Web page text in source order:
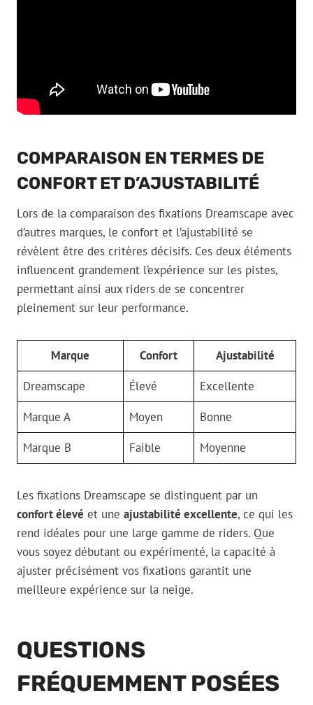
COMPARAISON EN TERMES DE
CONFORT ET D’AJUSTABILITÉ
Lors de la comparaison des fixations Dreamscape avec
d’autres marques, le confort et l’ajustabilité se
révèlent être des critères décisifs. Ces deux éléments
influencent grandement l’expérience sur les pistes,
permettant ainsi aux riders de se concentrer
pleinement sur leur performance.
Marque Confort
Ajustabilité
Dreamscape
Élevé
Excellente
Marque A
Moyen
Bonne
Marque B
Faible Moyenne
Les fixations Dreamscape se distinguent par un
confort élevé et une ajustabilité excellente, ce qui les
rend idéales pour une large gamme de riders. Que
vous soyez débutant ou expérimenté, la capacité à
ajuster précisément vos fixations garantit une
meilleure expérience sur la neige.
QUESTIONS
FRÉQUEMMENT POSÉES